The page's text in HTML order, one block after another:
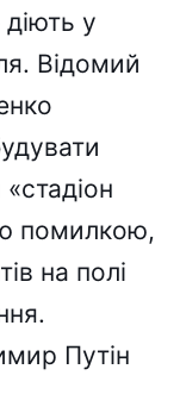
у
Відомий
помилкою,
на полі
Путін